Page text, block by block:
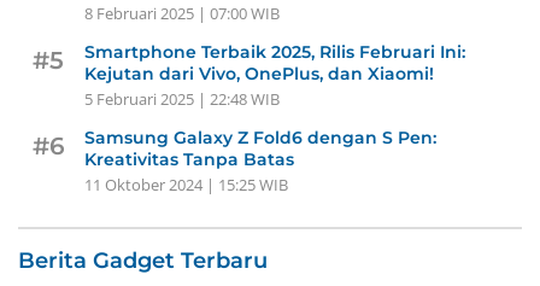
8 Februari 2025 | 07:00 WIB
#5
Smartphone Terbaik 2025, Rilis Februari Ini:
Kejutan dari Vivo, OnePlus, dan Xiaomi!
5 Februari 2025 | 22:48 WIB
#6
Samsung Galaxy Z Fold6 dengan S Pen:
Kreativitas Tanpa Batas
11 Oktober 2024 | 15:25 WIB
Berita Gadget Terbaru